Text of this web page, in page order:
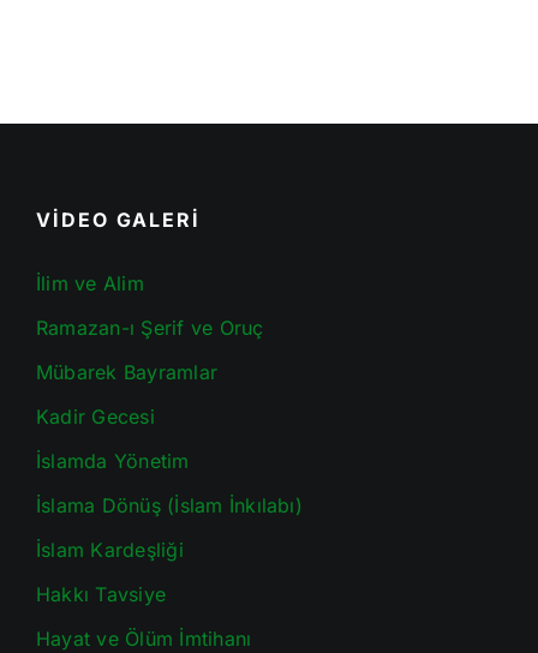
VİDEO GALERİ
İlim ve Alim
Ramazan-ı Şerif ve Oruç
Mübarek Bayramlar
Kadir Gecesi
İslamda Yönetim
İslama Dönüş (İslam İnkılabı)
İslam Kardeşliği
Hakkı Tavsiye
Hayat ve Ölüm İmtihanı